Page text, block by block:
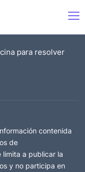
para resolver
contenida
de
limita a publicar la
y no participa en